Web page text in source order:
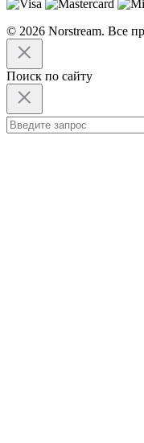
© 2026 Norstream. Все
Поиск по сайту